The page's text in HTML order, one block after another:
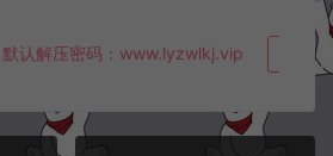
默认解压密码：www.lyzwlkj.vip 复